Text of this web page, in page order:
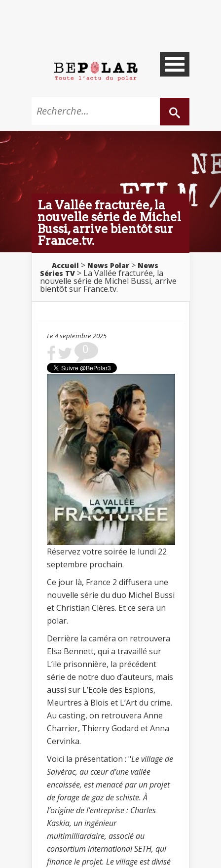
La Vallée fracturée, la
nouvelle série de Michel
Bussi, arrive bientôt sur
France.tv.
Accueil > News Polar > News
Séries TV > La Vallée fracturée, la
nouvelle série de Michel Bussi, arrive
bientôt sur France.tv.
Le 4 septembre 2025
0
Réservez votre soirée le lundi 22
septembre prochain.
Ce jour là, France 2 diffusera une
nouvelle série du duo Michel Bussi
et Christian Clères. Et ce sera un
polar.
Derrière la caméra on retrouvera
Elsa Bennett, qui a travaillé sur
L’ile prisonnière, la précédent
série de notre duo d’auteurs, mais
aussi sur L’Ecole des Espions,
Meurtres à Blois et L’Art du crime.
Au casting, on retrouvera Anne
Charrier, Thierry Godard et Anna
Cervinka.
Voici la présentation : "Le village de
Salvérac, au cœur d’une vallée
encaissée, est menacé par un projet
de forage de gaz de schiste. À
l’origine de l’entreprise : Charles
Kaskia, un ingénieur
multimilliardaire, associé au
consortium international SETH, qui
finance le projet. Le village est divisé